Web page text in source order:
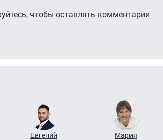
, чтобы оставлять комментарии
Евгений
Мария